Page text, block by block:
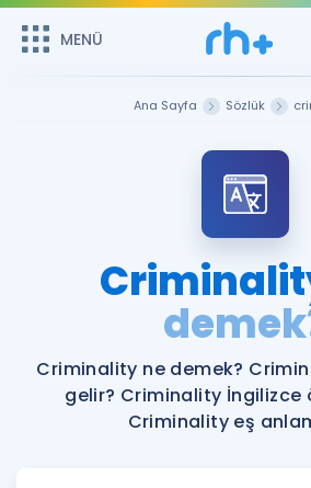
MENÜ
Şifremi
Sepetin Şu An
Remzi Hoca ile seni sınava
bekliyor!
MENÜ
Katılımcı Görüşleri
Faydalı Araçlar
Ücretsiz Kaynaklar
İngilizce
Ana Sayfa Sözlük
Criminality ne demek?
gelir? Criminality İngilizce
Criminality eş